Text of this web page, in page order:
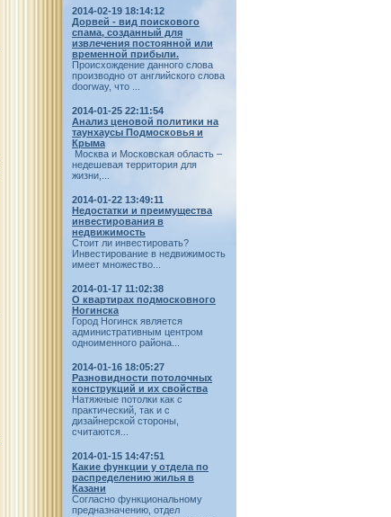
2014-02-19 18:14:12
Дорвей - вид поискового
спама, созданный для
извлечения постоянной или
временной прибыли.
Происхождение данного слова
производно от английского слова
doorway, что ...
2014-01-25 22:11:54
Анализ ценовой политики на
таунхаусы Подмосковья и
Крыма
Москва и Московская область –
недешевая территория для
жизни,...
2014-01-22 13:49:11
Недостатки и преимущества
инвестирования в
недвижимость
Стоит ли инвестировать?
Инвестирование в недвижимость
имеет множество...
2014-01-17 11:02:38
О квартирах подмосковного
Ногинска
Город Ногинск является
административным центром
одноименного района...
2014-01-16 18:05:27
Разновидности потолочных
конструкций и их свойства
Натяжные потолки как с
практический, так и с
дизайнерской стороны,
считаются...
2014-01-15 14:47:51
Какие функции у отдела по
распределению жилья в
Казани
Согласно функциональному
предназначению, отдел